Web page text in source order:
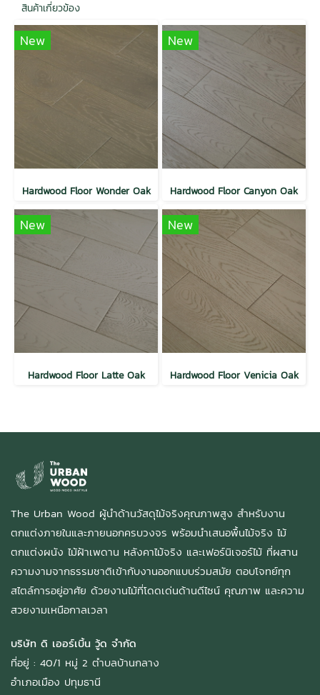
สินค้าเกี่ยวข้อง
New
Hardwood Floor Wonder Oak
New
Hardwood Floor Canyon Oak
New
Hardwood Floor Latte Oak
New
Hardwood Floor Venicia Oak
The Urban Wood ผู้นำด้านวัสดุไม้จริงคุณภาพสูง สำหรับงาน
ตกแต่งภายในและภายนอกครบวงจร พร้อมนำเสนอพื้นไม้จริง ไม้
ตกแต่งผนัง ไม้ฝ้าเพดาน หลังคาไม้จริง และเฟอร์นิเจอร์ไม้ ที่ผสาน
ความงามจากธรรมชาติเข้ากับงานออกแบบร่วมสมัย ตอบโจทย์ทุก
สไตล์การอยู่อาศัย ด้วยงานไม้ที่โดดเด่นด้านดีไซน์ คุณภาพ และความ
สวยงามเหนือกาลเวลา
บริษัท ดิ เออร์เบิ้น วู้ด จำกัด
ที่อยู่ : 40/1 หมู่ 2 ตำบลบ้านกลาง
อำเภอเมือง ปทุมธานี